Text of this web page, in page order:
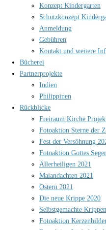
Konzept Kindergarten
Schutzkonzept
Anmeldung
Gebühren
Kontakt und weitere
Bücherei
Partnerprojekte
Indien
Philippinen
Rückblicke
Freiraum Kirche
Fotoaktion Sterne der
Fest der Versöhnung
Fotoaktion Gottes
Allerheiligen 2021
Maiandachten 2021
Ostern 2021
Die neue Krippe 2020
Selbstgemachte
Fotoaktion